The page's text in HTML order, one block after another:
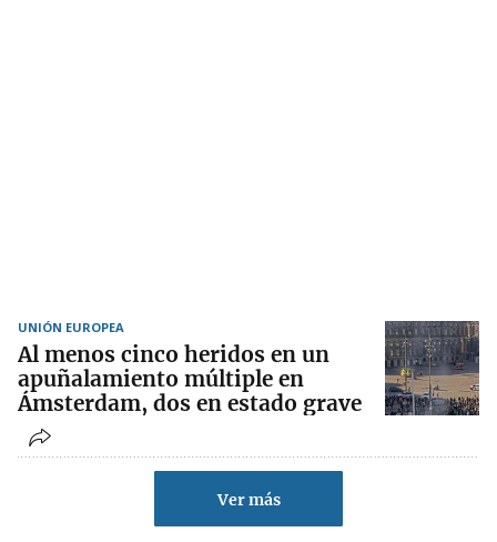
UNIÓN EUROPEA
Al menos cinco heridos en un
apuñalamiento múltiple en
Ámsterdam, dos en estado grave
Ver más